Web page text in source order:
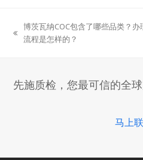
previous
博茨瓦纳COC包含了哪些品类？办
流程是怎样的？
先施质检，您最可信的全
马上